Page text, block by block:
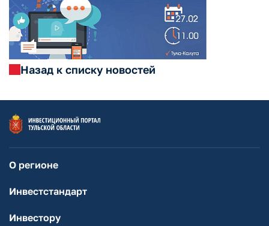
Назад к списку новостей
О регионе
Инвестстандарт
Инвестору